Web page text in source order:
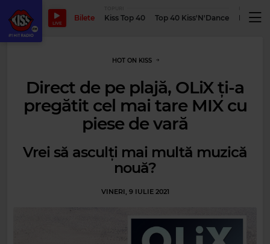
LIVE
Bilete Kiss Top 40 Top 40 Kiss'N'Dance
HOT ON KISS
Direct de pe plajă, OLiX ți-a
pregătit cel mai tare MIX cu
piese de vară
Vrei să asculți mai multă muzică
nouă?
VINERI, 9 IULIE 2021